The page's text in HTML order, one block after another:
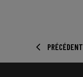
PRÉCÉDENT